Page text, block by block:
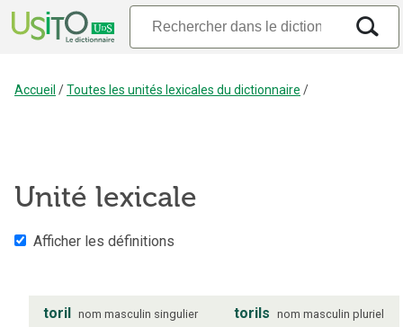
Accueil /Toutes les unités lexicales du dictionnaire /
Unité lexicale
Afficher les définitions
toril nom masculin singulier torils nom masculin pluriel